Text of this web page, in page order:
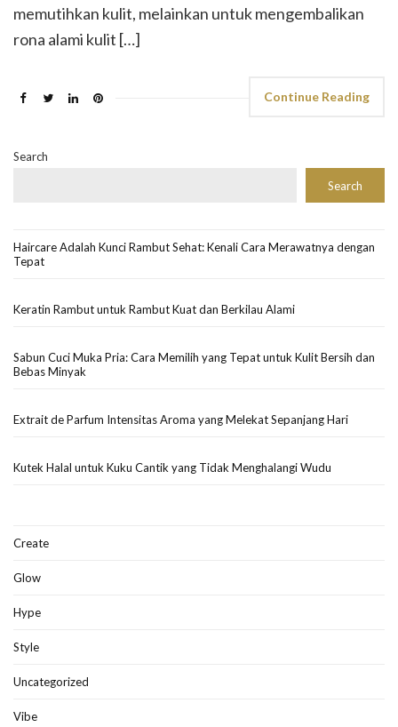
memutihkan kulit, melainkan untuk mengembalikan
rona alami kulit […]
Continue Reading
Search
Search
Haircare Adalah Kunci Rambut Sehat: Kenali Cara Merawatnya dengan
Tepat
Keratin Rambut untuk Rambut Kuat dan Berkilau Alami
Sabun Cuci Muka Pria: Cara Memilih yang Tepat untuk Kulit Bersih dan
Bebas Minyak
Extrait de Parfum Intensitas Aroma yang Melekat Sepanjang Hari
Kutek Halal untuk Kuku Cantik yang Tidak Menghalangi Wudu
Create
Glow
Hype
Style
Uncategorized
Vibe